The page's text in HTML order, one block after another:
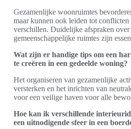
Gezamenlijke woonruimtes
maar kunnen ook leiden tot conflicten
verschillen. Duidelijke afspraken
gemeenschappelijke ruimtes zijn
Wat zijn er handige tips om een
te creëren in een gedeelde woning?
Het organiseren van gezamenlijke
versterken en het inrichten van
voor een veilige haven voor alle
Hoe kan ik verschillende
een uitnodigende sfeer in een